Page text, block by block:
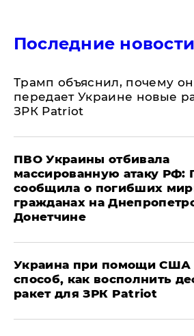
Последние новости
Трамп объяснил, почему
передает Украине новые
ЗРК Patriot
ПВО Украины отбивала
массированную атаку РФ:
сообщила о погибших
гражданах на
Донетчине
Украина при помощи США
способ, как восполнить
ракет для ЗРК Patriot